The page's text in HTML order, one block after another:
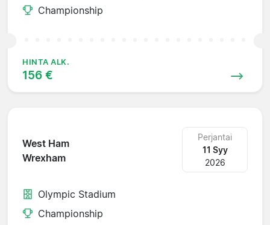
Championship
HINTA ALK.
156 €
West Ham
Wrexham
Perjantai
11 Syy
2026
Olympic Stadium
Championship